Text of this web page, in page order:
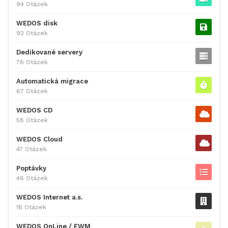
94 Otázek
WEDOS disk
92 Otázek
Dedikované servery
76 Otázek
Automatická migrace
67 Otázek
WEDOS CD
58 Otázek
WEDOS Cloud
47 Otázek
Poptávky
46 Otázek
WEDOS Internet a.s.
18 Otázek
WEDOS OnLine / EWM